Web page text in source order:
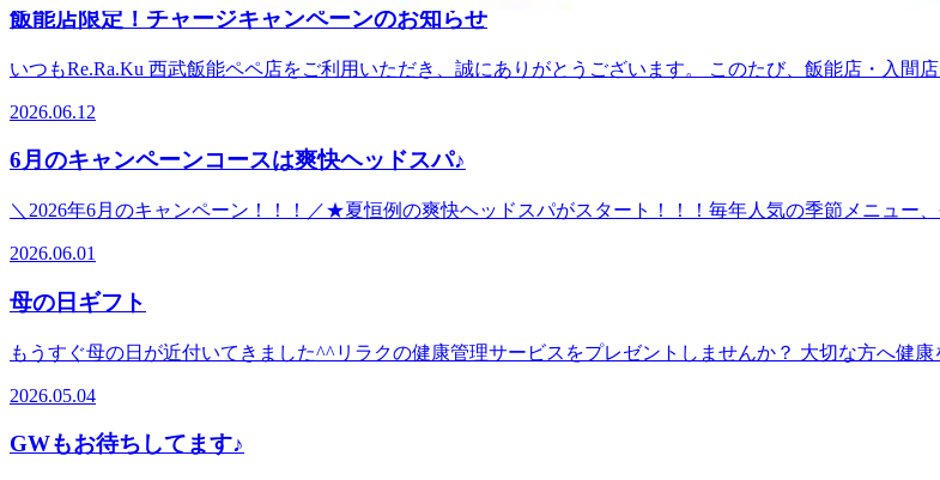
す。 場所は変わりますが、これまでと変わらず安心してお身体を預けていただけるよう、Re.Ra.Ku 西武入
お運びいただけますと幸いです。 ※Re.Ra.Ku Payは全店共通でご利用いただけます。 約10年間、飯能の
ではございますが、最後まで心を込めて、お客様をお迎えいたします。 今後ともRe.Ra.Kuを何卒よろしく
https://reraku.jp/studio/hannou/booking 入間店：https://reraku.jp/studio/seibuirumapepe/bookingリラクの公式ア
--------Re.Ra.Ku 西武飯能ペペ店営業時間:10:00-20:00※最終受付は19:50までと致します。〒357-0038埼玉県飯
飯能店限定！チャージキャンペーンのお知らせ
いつもRe.Ra.Ku 西武飯能ペペ店をご利用いただき、誠にありがとうございます。 このたび、飯能店・入間
ラインチャージの方は、期間内にチャージ画面を飯能店にてご提示ください。 特典内容 5,000円チャー
分 有効期限 2026年9月30日(水)まで 今回のキャンペーン特典は、Re.Ra.Ku 西武飯能ペペ店だけでなく、姉
5日(日)をもちまして閉店となりますが、閉店後も入間店にて、引き続きお身体のケアにご活用いただけま
刻延長しました★ 19時50分まで、受付可能になりました！ お仕事終わりやお出掛け帰りにお立ち寄りく
---Re.Ra.Ku 西武飯能ペペ店マッサージよりも気持ちいい肩甲骨ストレッチで、いつまでも健康で疲れづら
2026.06.12
6月のキャンペーンコースは爽快ヘッドスパ♪
＼2026年6月のキャンペーン！！！／★夏恒例の爽快ヘッドスパがスタート！！！毎年人気の季節メニュー
ィングストレッチも含めた全身ケアと、 仰向けで頭部やお顔をほぐし、首や目元の緊張を和らげます
ぎ、 睡眠の質向上や自律神経のバランスを整える助けにもなります。 ボディ50分+爽快ヘッドスパ20
う ご褒美コースです。 フット40+ボディ40+爽快ヘッドスパ20+ネックリンパ20 【通常】18,040
約限定の特別価格コースです。 お電話や店頭でのご予約は、通常価格となります。※特別割引コースの
せんのでご注意ください！ ★口コミをお待ちしています^^ 励みになる 嬉しい感想を口コミ投稿でお聞
https://g.page/r/CdtQ8G65rwlhEAE/review 口コミ投稿してくださった方に、 次回使えるお得なクーポン
式Webサイト、もしくは公式アプリから 施術時間 計60分以上のコースと、ヘッドスパをご予約下さ
2026.06.01
母の日ギフト
もうすぐ母の日が近付いてきました^^リラクの健康管理サービスをプレゼントしませんか？ 大切な方へ健
Epoc ギフトカードは、施術のお支払いに利用できるチャージ式のプリペイドカードです。購入方法
です。※ギフトカードの在庫状況は各店舗にお問い合わせください。※購入日から3営業日以内にポイント
有効期限チャージ日より180日間利用可能店舗Re.Ra.Ku／Bell Epoc 全店でご利用可能です。※Spa Re.Ra.Ku
2026.05.04
GWもお待ちしてます♪